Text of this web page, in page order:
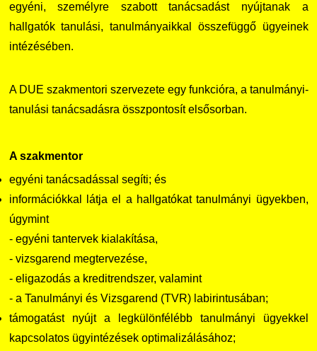
egyéni, személyre szabott tanácsadást nyújtanak a
hallgatók tanulási, tanulmányaikkal összefüggő ügyeinek
intézésében.
A DUE szakmentori szervezete egy funkcióra, a tanulmányi-
tanulási tanácsadásra összpontosít elsősorban.
A szakmentor
egyéni tanácsadással segíti; és
információkkal látja el a hallgatókat tanulmányi ügyekben,
úgymint
- egyéni tantervek kialakítása,
- vizsgarend megtervezése,
- eligazodás a kreditrendszer, valamint
- a Tanulmányi és Vizsgarend (TVR) labirintusában;
támogatást nyújt a legkülönfélébb tanulmányi ügyekkel
kapcsolatos ügyintézések optimalizálásához;